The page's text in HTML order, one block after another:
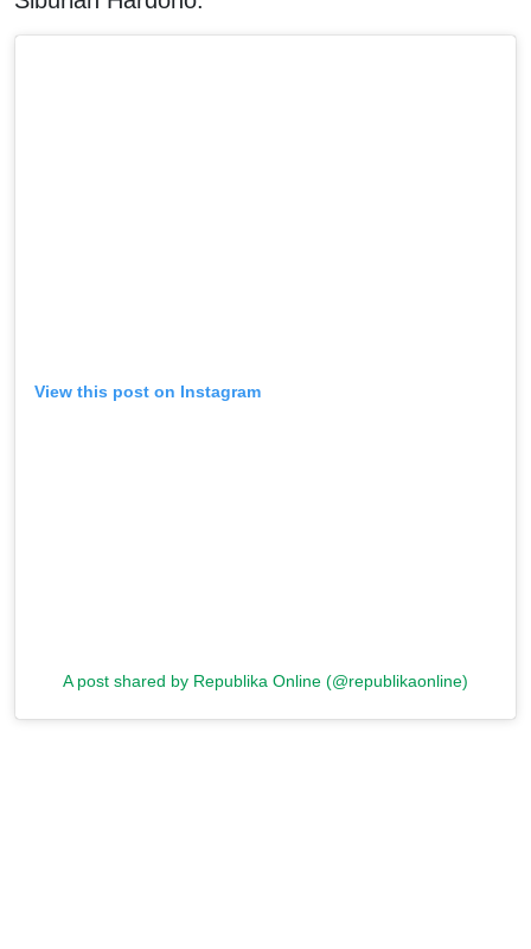
View this post on Instagram
A post shared by Republika Online (@republikaonline)